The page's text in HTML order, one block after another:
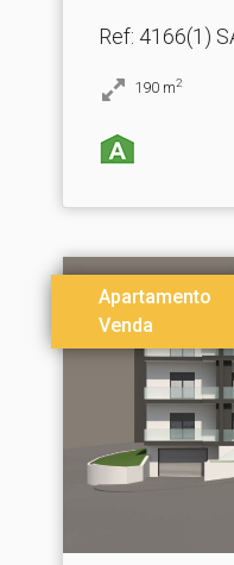
Ref: 4166(1)
190 m2
Apartamento
Venda